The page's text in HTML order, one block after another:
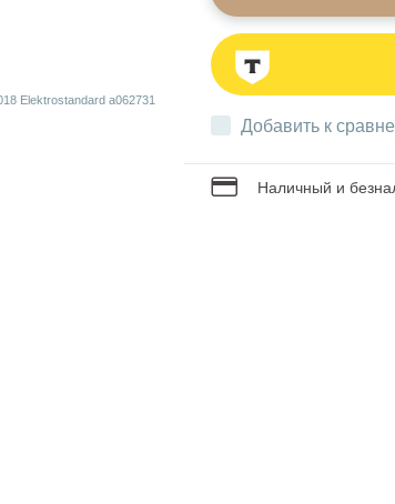
Добавить к
Наличный и